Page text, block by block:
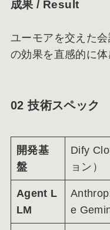
成果 / Result
ユーモアを交えた
の効果を直感的に
02 技術スペック
開発基
盤
Dify
ョン）
Agent L
LM
e